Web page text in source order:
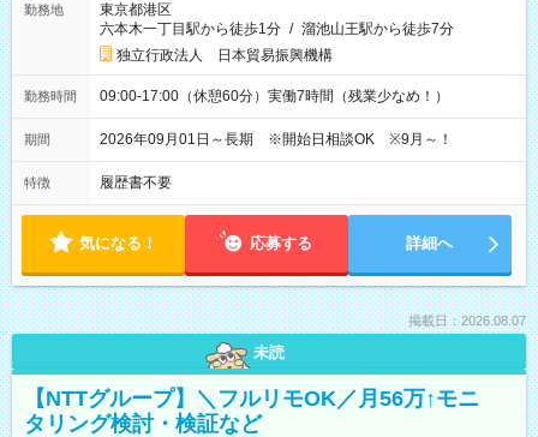
勤務地
東京都港区
六本木一丁目駅から徒歩1分 / 溜池山王駅から徒歩7分
独立行政法人 日本貿易振興機構
勤務時間 09:00-17:00（休憩60分）実働7時間（残業少なめ！）
期間 2026年09月01日～長期 ※開始日相談OK ※9月～！
特徴 履歴書不要
気になる！ 応募する 詳細へ
掲載日：2026.08.07
未読
【NTTグループ】＼フルリモOK／月56万↑モニ
タリング検討・検証など